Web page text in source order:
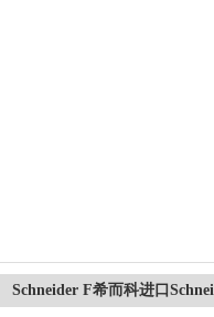
Schneider F希而科进口